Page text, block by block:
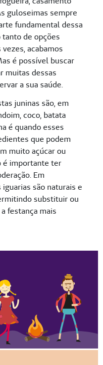
guloseimas sempre
fundamental dessa
de opções
acabamos
é possível buscar
muitas dessas
a sua saúde.
juninas são, em
coco, batata
é quando esses
que podem
muito açúcar ou
é importante ter
Em
são naturais e
substituir ou
festança mais